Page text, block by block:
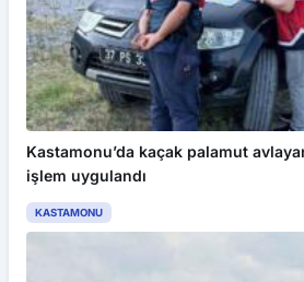
Kastamonu’da kaçak palamut
işlem uygulandı
KASTAMONU